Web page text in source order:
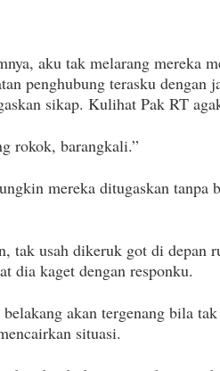
aku tak melarang mereka
penghubung terasku dengan
sikap. Kulihat Pak RT
rokok, barangkali.”
mereka ditugaskan tanpa
tak usah dikeruk got di depan
dia kaget dengan responku.
akan tergenang bila
situasi.